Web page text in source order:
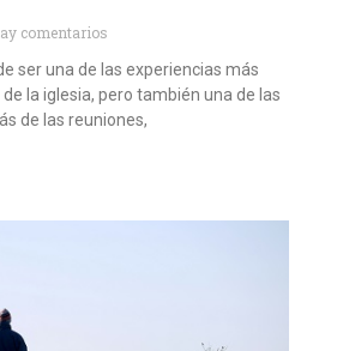
comentarios
ser una de las experiencias más
la iglesia, pero también una de las
de las reuniones,